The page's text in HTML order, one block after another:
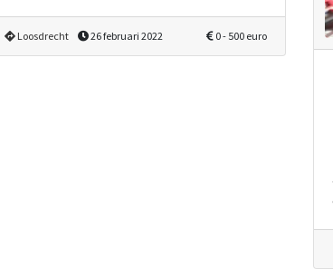
Loosdrecht 26 februari 2022 0 - 500 euro